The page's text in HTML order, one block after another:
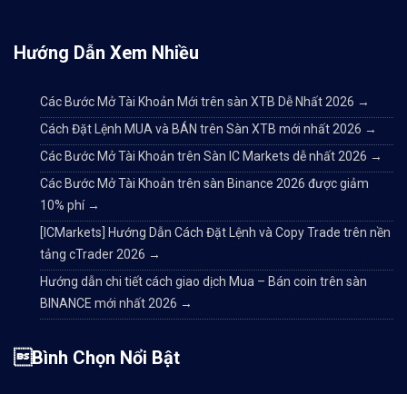
Hướng Dẫn Xem Nhiều
Các Bước Mở Tài Khoản Mới trên sàn XTB Dễ Nhất 2026 →
Cách Đặt Lệnh MUA và BÁN trên Sàn XTB mới nhất 2026 →
Các Bước Mở Tài Khoản trên Sàn IC Markets dễ nhất 2026 →
Các Bước Mở Tài Khoản trên sàn Binance 2026 được giảm
10% phí →
[ICMarkets] Hướng Dẫn Cách Đặt Lệnh và Copy Trade trên nền
tảng cTrader 2026 →
Hướng dẫn chi tiết cách giao dịch Mua – Bán coin trên sàn
BINANCE mới nhất 2026 →
Bình Chọn Nổi Bật